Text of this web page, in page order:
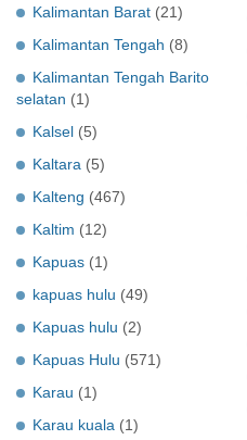
Kalimantan Barat (21)
Kalimantan Tengah (8)
Kalimantan Tengah Barito
selatan (1)
Kalsel (5)
Kaltara (5)
Kalteng (467)
Kaltim (12)
Kapuas (1)
kapuas hulu (49)
Kapuas hulu (2)
Kapuas Hulu (571)
Karau (1)
Karau kuala (1)